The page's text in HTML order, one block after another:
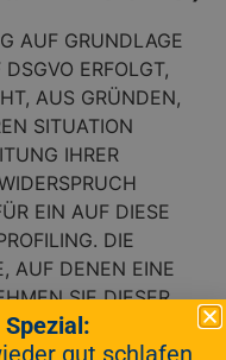
AUF GRUNDLAGE
ERFOLGT,
AUS GRÜNDEN,
SITUATION
IHRER
EIN AUF DIESE
DIE
AUF DENEN EINE
SIE DIESER
SIE WIDERSPRUCH
Spezial:
gut schlafen